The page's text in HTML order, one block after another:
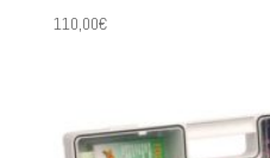
110,00€